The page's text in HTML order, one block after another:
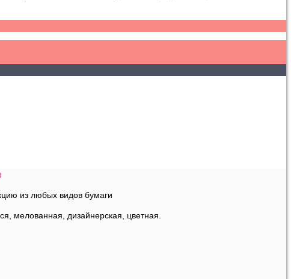
из любых видов бумаги
мелованная, дизайнерская, цветная.